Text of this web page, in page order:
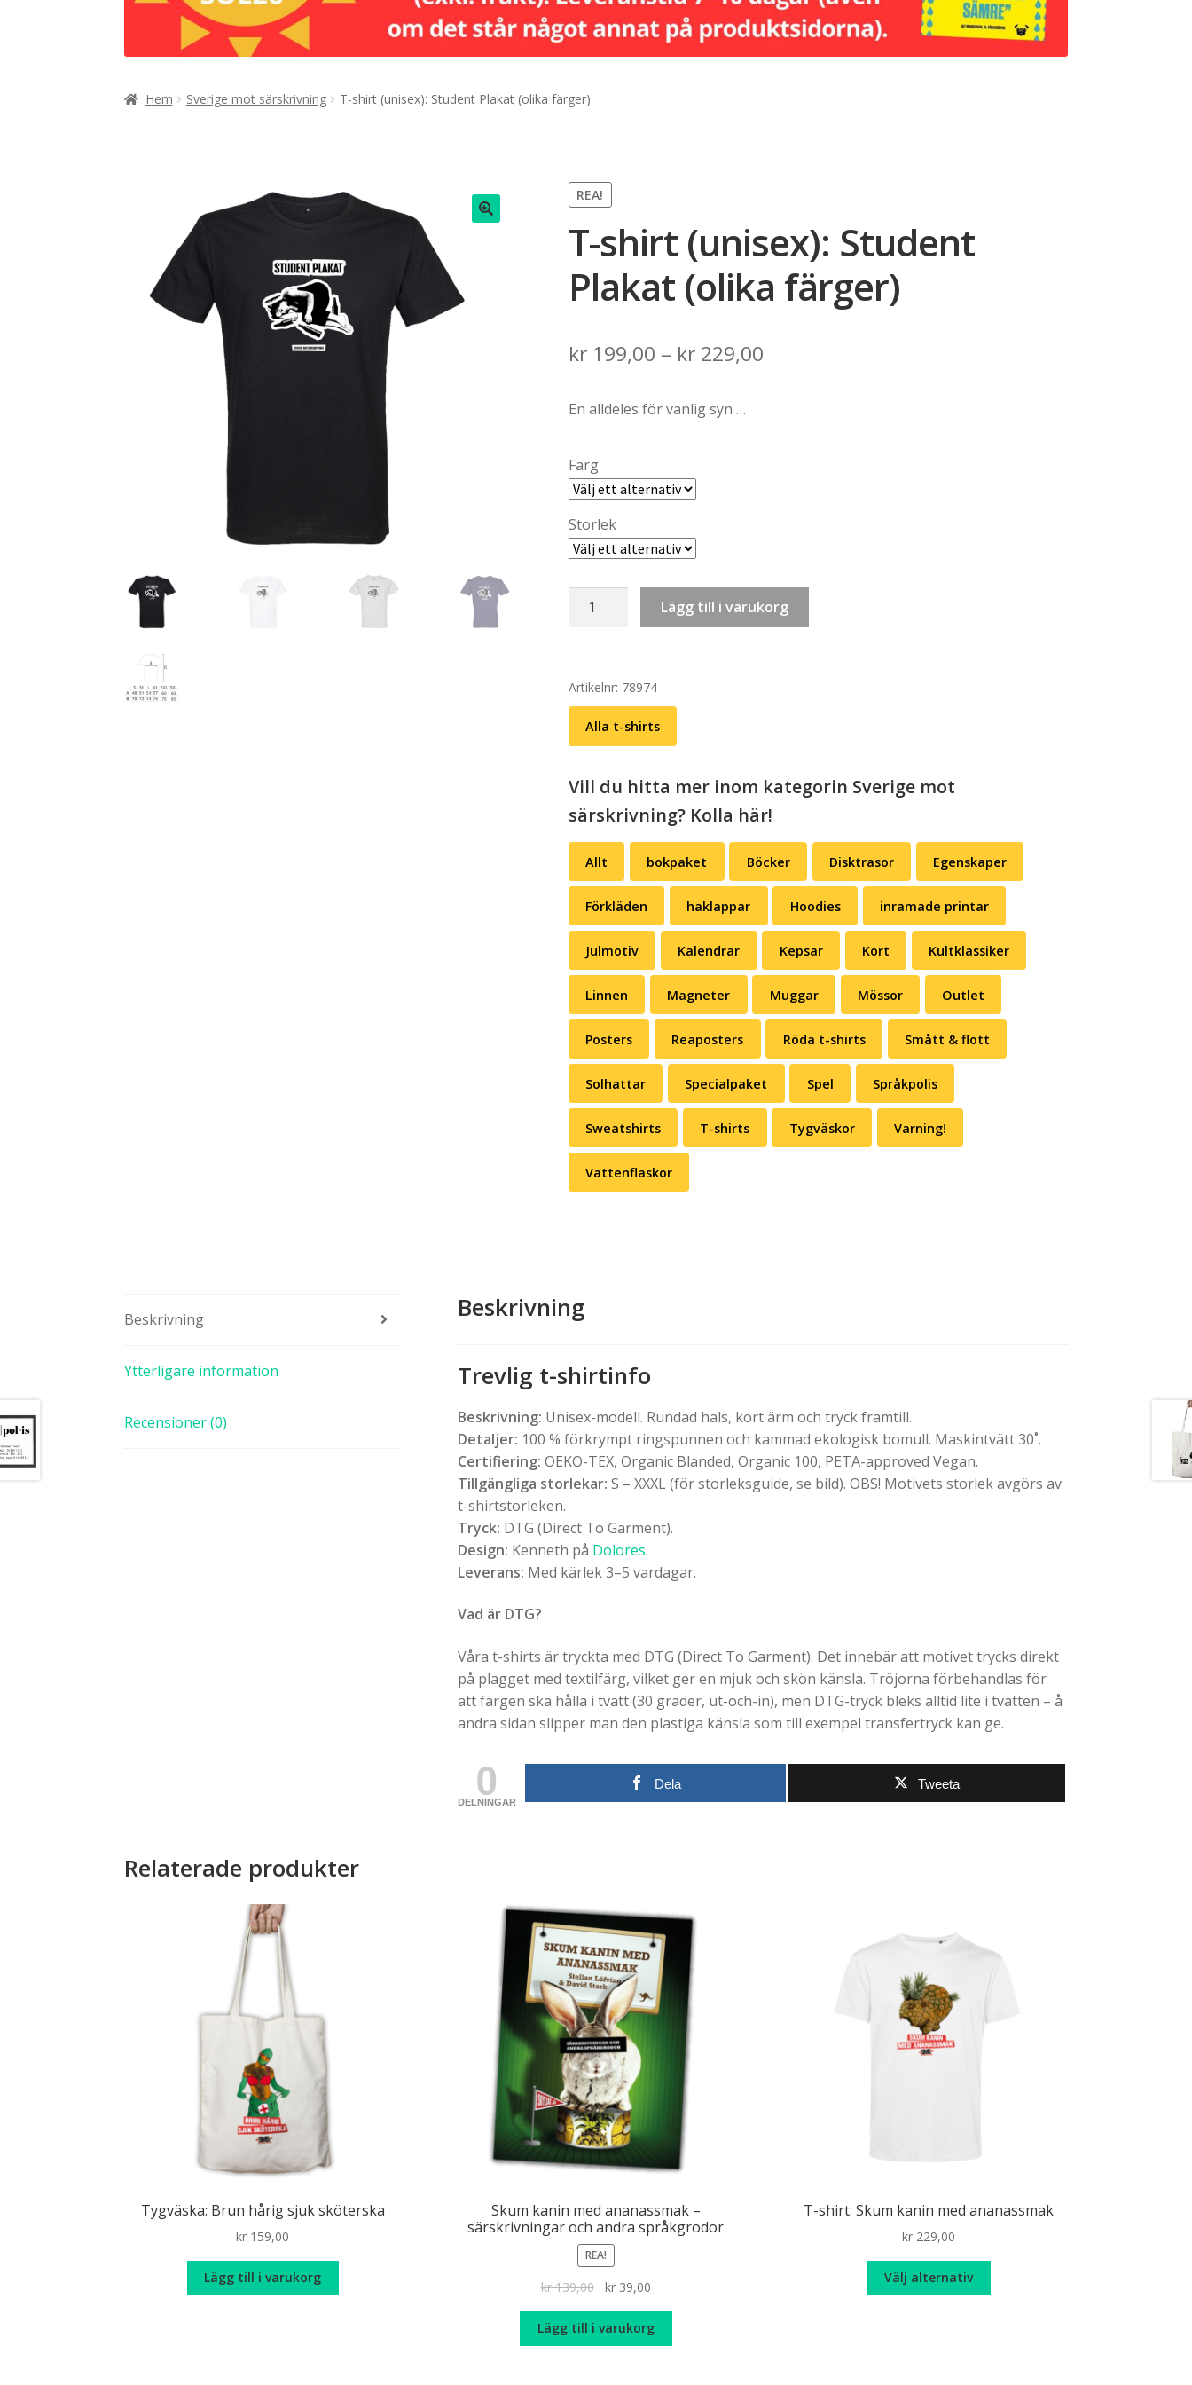
Hem Sverige mot särskrivning T-shirt (unisex): Student Plakat (olika färger)
REA!
T-shirt (unisex): Student
Plakat (olika färger)
kr199,00 – kr229,00Price
En alldeles för vanlig syn …
Färg
Storlek
Plakat
(olika
färger)
mängd
Lägg till i varukorg
Artikelnr: 78974
Alla t-shirts
Vill du hitta mer inom kategorin Sverige mot
särskrivning? Kolla här!
Allt bokpaket Böcker Disktrasor Egenskaper
Förkläden haklappar Hoodies inramade printar
Julmotiv Kalendrar Kepsar Kort Kultklassiker
Linnen Magneter Muggar Mössor Outlet
Posters Reaposters Röda t-shirts Smått & flott
Solhattar Specialpaket Spel Språkpolis
Sweatshirts T-shirts Tygväskor Varning!
Vattenflaskor
Beskrivning
Ytterligare information
Recensioner (0)
Beskrivning
Trevlig t-shirtinfo
Beskrivning: Unisex-modell. Rundad hals, kort ärm och tryck framtill.
Detaljer: 100 % förkrympt ringspunnen och kammad ekologisk bomull. Maskintvätt 30˚.
Certifiering: OEKO-TEX, Organic Blanded, Organic 100, PETA-approved Vegan.
Tillgängliga storlekar: S – XXXL (för storleksguide, se bild). OBS! Motivets storlek avgörs av
t-shirtstorleken.
Tryck: DTG (Direct To Garment).
Design: Kenneth på Dolores.
Leverans: Med kärlek 3–5 vardagar.
Vad är DTG?
Våra t-shirts är tryckta med DTG (Direct To Garment). Det innebär att motivet trycks direkt
på plagget med textilfärg, vilket ger en mjuk och skön känsla. Tröjorna förbehandlas för
att färgen ska hålla i tvätt (30 grader, ut-och-in), men DTG-tryck bleks alltid lite i tvätten – å
andra sidan slipper man den plastiga känsla som till exempel transfertryck kan ge.
0
DELNINGAR
Dela Tweeta
Relaterade produkter
Tygväska: Brun hårig sjuk sköterska
kr 159,00
Lägg till i varukorg
Skum kanin med ananassmak –
särskrivningar och andra språkgrodor
REA!
kr139,00
Det
priset
var:
kr 39,00
priset
är:
Lägg till i varukorg
T-shirt: Skum kanin med ananassmak
kr 229,00
Välj alternativ